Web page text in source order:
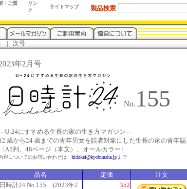
・ご質
リン
ク
サイトマップ 製品検索
| 次号
年2月号
No. 155
24にすすめる生長の家の生き方マガジン―
歳から24 歳までの青年男女を読者対象にした生長の家の青年誌
〈A5判、48ページ（本文）、オールカラー〉
容についてのお問い合わせは hidokei@kyobunsha.jpまで
品名 定価
注文
日時計24 No.155 (2023年2
352